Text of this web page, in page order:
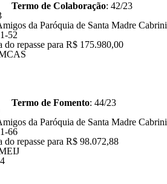
Termo de Colaboração: 42/23
da Paróquia de Santa Madre Cabrini
52
do repasse para R$ 175.980,00
Termo de Fomento: 44/23
da Paróquia de Santa Madre Cabrini
66
do repasse para R$ 98.072,88